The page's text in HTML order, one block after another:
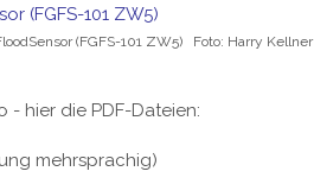
(FGFS-101 ZW5) Foto: Harry Kellner
- hier die PDF-Dateien:
mehrsprachig)